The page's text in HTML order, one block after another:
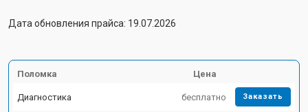
Дата обновления прайса: 19.07.2026
Поломка Цена
Диагностика бесплатно Заказать